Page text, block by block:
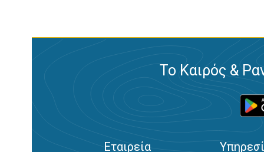
Το Καιρός &
Εταιρεία